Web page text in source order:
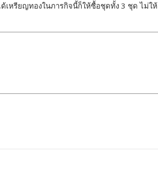
เหรียญทองในภารกิจนี้ก็ให้ซื้อชุดทั้ง 3 ชุด ไม่ให้